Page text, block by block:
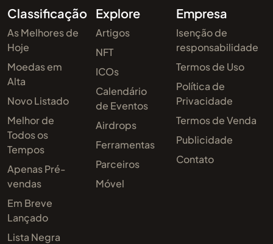
Classificação
As Melhores de
Hoje
Moedas em
Alta
Novo Listado
Melhor de
Todos os
Tempos
Apenas Pré-
vendas
Em Breve
Lançado
Lista Negra
Explore
Artigos
NFT
ICOs
Calendário
de Eventos
Airdrops
Ferramentas
Parceiros
Móvel
Empresa
Isenção de
responsabilidade
Termos de Uso
Política de
Privacidade
Termos de Venda
Publicidade
Contato